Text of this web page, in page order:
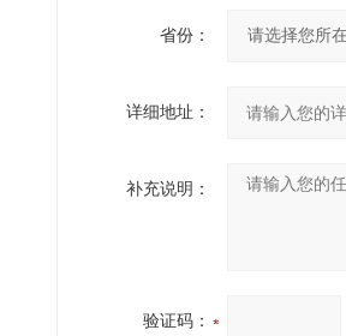
省份：
详细地址：
补充说明：
验证码：